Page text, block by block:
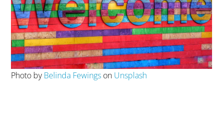
Photo byBelinda Fewings on Unsplash